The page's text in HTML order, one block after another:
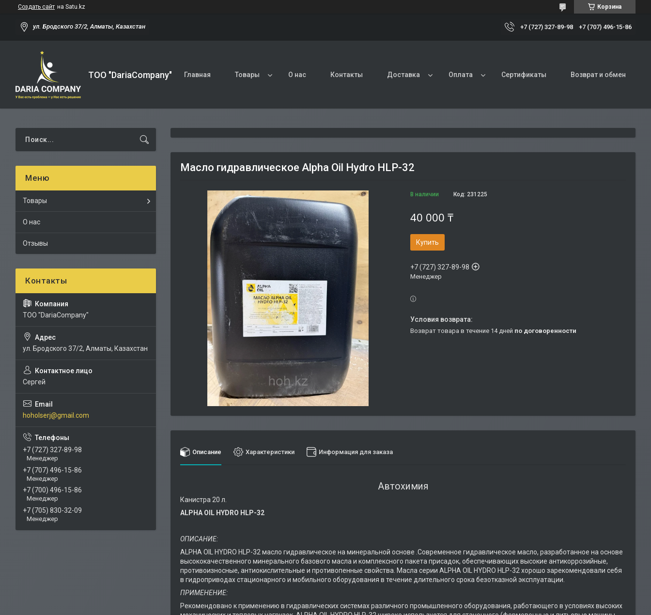
Создать сайт на Satu.kz Корзина
ул. Бродского 37/2, Алматы, Казахстан +7 (727) 327-89-98 +7 (707) 496-15-86
TOO "DariaCompany" Главная Товары О нас Контакты Доставка Оплата Сертификаты Возврат и обмен
Масло гидравлическое Alpha Oil Hydro HLP-32
В наличии Код: 231225
40 000 ₸
Купить
+7 (727) 327-89-98
Менеджер
возврат товара в течение 14 дней по договоренности
Описание Характеристики Информация для заказа
Автохимия
Канистра 20 л.
АLPHA OIL HYDRO HLP-32
ОПИСАНИЕ:
ALPHA OIL HYDRO HLP-32 масло гидравлическое на минеральной основе .Современное гидравлическое масло, разработанное на основе
высококачественного минерального базового масла и комплексного пакета присадок, обеспечивающих высокие антикоррозийные,
противоизносные, антиокислительные и противопенные свойства. Масла серии ALPHA OIL HYDRO HLP-32 хорошо зарекомендовали себя
в гидроприводах стационарного и мобильного оборудования в течение длительного срока безотказной эксплуатации.
ПРИМЕНЕНИЕ:
Рекомендовано к применению в гидравлических системах различного промышленного оборудования, работающего в условиях высоких
Товары
О нас
Отзывы
TOO "DariaCompany"
ул. Бродского 37/2, Алматы, Казахстан
Сергей
hoholserj@gmail.com
+7 (727) 327-89-98
Менеджер
+7 (707) 496-15-86
Менеджер
+7 (700) 496-15-86
Менеджер
+7 (705) 830-32-09
Менеджер